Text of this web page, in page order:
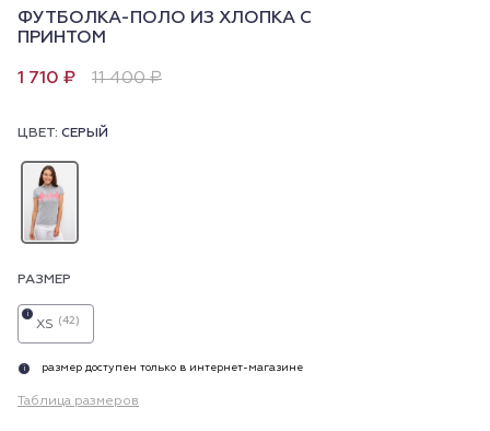
ФУТБОЛКА-ПОЛО ИЗ ХЛОПКА С
ПРИНТОМ
1 710 ₽ 11 400 ₽
ЦВЕТ: СЕРЫЙ
РАЗМЕР
XS (42)
i
i размер доступен только в интернет-магазине
Таблица размеров